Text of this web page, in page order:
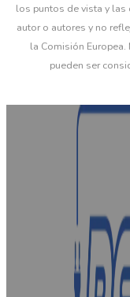
los puntos de vista y
autor o autores y no
la Comisión
pueden ser